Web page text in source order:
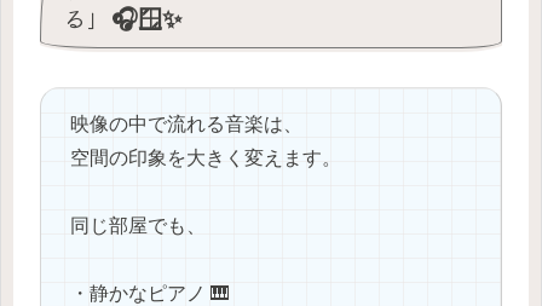
る」🎧🪟✨
映像の中で流れる音楽は、
空間の印象を大きく変えます。
同じ部屋でも、
・静かなピアノ 🎹